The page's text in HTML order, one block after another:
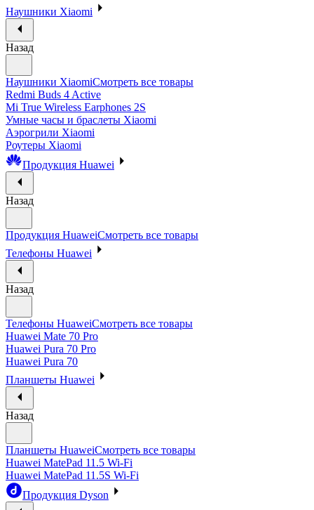
Наушники Xiaomi
Назад
Наушники XiaomiСмотреть все товары
Redmi Buds 4 Active
Mi True Wireless Earphones 2S
Умные часы и браслеты Xiaomi
Аэрогрили Xiaomi
Роутеры Xiaomi
Продукция Huawei
Назад
Продукция HuaweiСмотреть все товары
Телефоны Huawei
Назад
Телефоны HuaweiСмотреть все товары
Huawei Mate 70 Pro
Huawei Pura 70 Pro
Huawei Pura 70
Планшеты Huawei
Назад
Планшеты HuaweiСмотреть все товары
Huawei MatePad 11.5 Wi-Fi
Huawei MatePad 11.5S Wi-Fi
Продукция Dyson